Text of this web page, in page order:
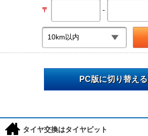
〒 -
PC版に切り替える
h タイヤ交換はタイヤピット